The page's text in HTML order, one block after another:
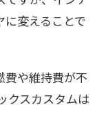
に変えることで
費や維持費が不
スカスタムは